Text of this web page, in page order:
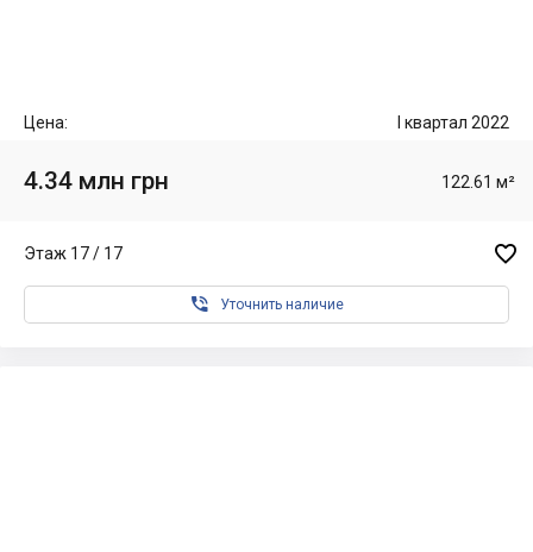
Цена: I квартал 2022
4.34 млн грн 122.61 м²
Этаж 17 / 17 
 Уточнить наличие